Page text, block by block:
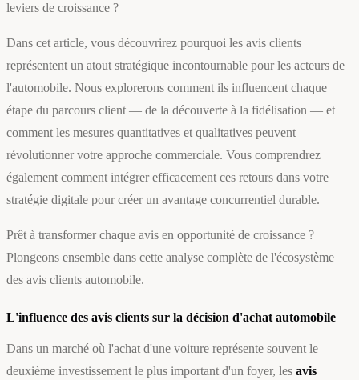
leviers de croissance ?
Dans cet article, vous découvrirez pourquoi les avis clients
représentent un atout stratégique incontournable pour les acteurs de
l'automobile. Nous explorerons comment ils influencent chaque
étape du parcours client — de la découverte à la fidélisation — et
comment les mesures quantitatives et qualitatives peuvent
révolutionner votre approche commerciale. Vous comprendrez
également comment intégrer efficacement ces retours dans votre
stratégie digitale pour créer un avantage concurrentiel durable.
Prêt à transformer chaque avis en opportunité de croissance ?
Plongeons ensemble dans cette analyse complète de l'écosystème
des avis clients automobile.
L'influence des avis clients sur la décision d'achat automobile
Dans un marché où l'achat d'une voiture représente souvent le
deuxième investissement le plus important d'un foyer, les avis